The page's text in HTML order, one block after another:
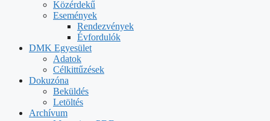
Közérdekű
Események
Rendezvények
Évfordulók
DMK Egyesület
Adatok
Célkittűzések
Dokuzóna
Beküldés
Letöltés
Archívum